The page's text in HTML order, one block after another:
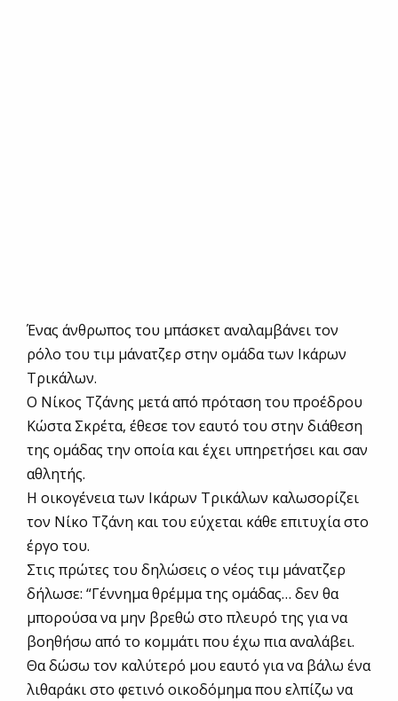
Ένας άνθρωπος του μπάσκετ αναλαμβάνει τον
ρόλο του τιμ μάνατζερ στην ομάδα των Ικάρων
Τρικάλων.
Ο Νίκος Τζάνης μετά από πρόταση του προέδρου
Κώστα Σκρέτα, έθεσε τον εαυτό του στην διάθεση
της ομάδας την οποία και έχει υπηρετήσει και σαν
αθλητής.
Η οικογένεια των Ικάρων Τρικάλων καλωσορίζει
τον Νίκο Τζάνη και του εύχεται κάθε επιτυχία στο
έργο του.
Στις πρώτες του δηλώσεις ο νέος τιμ μάνατζερ
δήλωσε: “Γέννημα θρέμμα της ομάδας… δεν θα
μπορούσα να μην βρεθώ στο πλευρό της για να
βοηθήσω από το κομμάτι που έχω πια αναλάβει.
Θα δώσω τον καλύτερό μου εαυτό για να βάλω ένα
λιθαράκι στο φετινό οικοδόμημα που ελπίζω να